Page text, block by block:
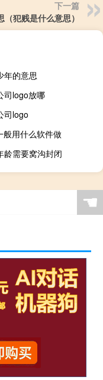
下一篇
犯贱是什么意思）
年的意思
司logo放哪
司logo
般用什么软件做
龄需要窝沟封闭
☚